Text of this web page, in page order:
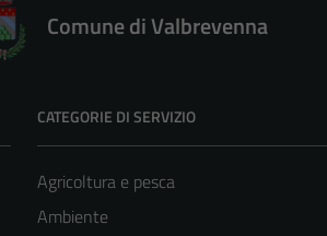
Comune di Valbrevenna
CATEGORIE DI SERVIZIO
Agricoltura e pesca
Ambiente